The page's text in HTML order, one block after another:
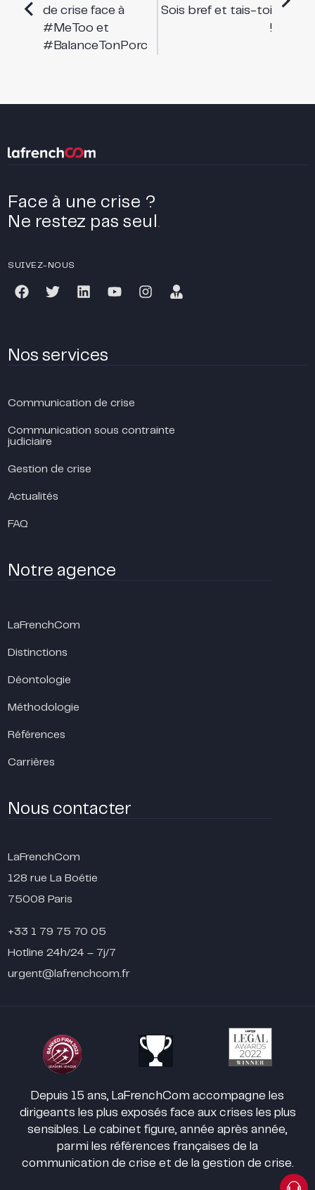
de crise face à
#MeToo et
#BalanceTonPorc
Sois bref et tais-toi
!
Face à une crise ?
Ne restez pas seul .
SUIVEZ-NOUS
Nos services
Communication de crise
Communication sous contrainte
judiciaire
Gestion de crise
Actualités
FAQ
Notre agence
LaFrenchCom
Distinctions
Déontologie
Méthodologie
Références
Carrières
Nous contacter
LaFrenchCom
128 rue La Boétie
75008 Paris
+33 1 79 75 70 05
Hotline 24h/24 – 7j/7
urgent@lafrenchcom.fr
Depuis 15 ans, LaFrenchCom accompagne les
dirigeants les plus exposés face aux crises les plus
sensibles. Le cabinet figure, année après année,
parmi les références françaises de la
communication de crise et de la gestion de crise.